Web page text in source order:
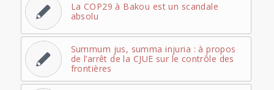
La COP29 à Bakou est un scandale
absolu
Summum jus, summa injuria : à propos
de l’arrêt de la CJUE sur le contrôle des
frontières